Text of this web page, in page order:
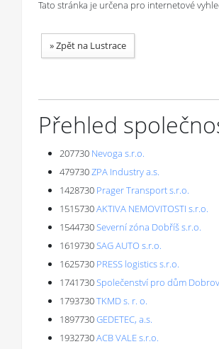
Tato stránka je určena pro internetové
»Zpět na Lustrace
Přehled
207730 Nevoga s.r.o.
479730ZPA Industry a.s.
1428730 Prager Transport s.r.o.
1515730AKTIVA NEMOVITOSTI s.r.o.
1544730Severní zóna Dobříš s.r.o.
1619730SAG AUTO s.r.o.
1625730 PRESS logistics s.r.o.
1741730Společenství pro dům
1793730TKMD s. r. o.
1897730GEDETEC, a.s.
1932730ACB VALE s.r.o.